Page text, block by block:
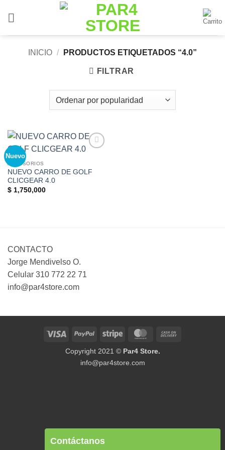
INICIO / PRODUCTOS ETIQUETADOS “4.0”
FILTRAR
Nuevo
ACCESORIOS
NUEVO CARRO DE GOLF
CLICGEAR 4.0
$1,750,000
CONTACTO
Jorge Mendivelso O.
Celular 310 772 22 71
info@par4store.com
Visa PayPal Stripe MasterCard
Copyright 2021 © Par4 Store.
info@par4store.com
Contáctanos